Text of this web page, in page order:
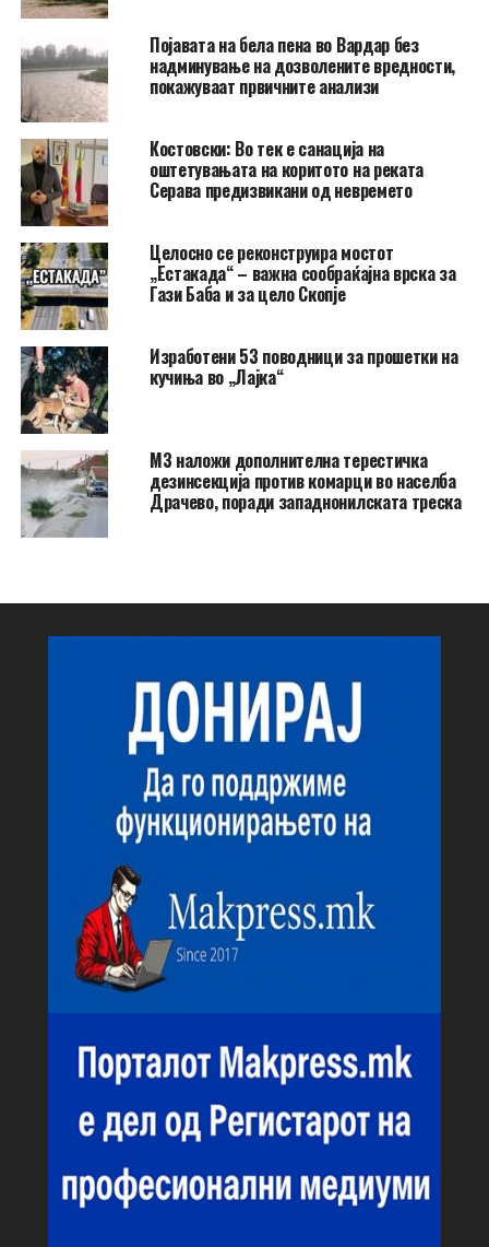
Појавата на бела пена во Вардар без
надминување на дозволените вредности,
покажуваат првичните анализи
Костовски: Во тек е санација на
оштетувањата на коритото на реката
Серава предизвикани од невремето
Целосно се реконструира мостот
„Естакада“ – важна сообраќајна врска за
Гази Баба и за цело Скопје
Изработени 53 поводници за прошетки на
кучиња во „Лајка“
МЗ наложи дополнителна терестичка
дезинсекција против комарци во населба
Драчево, поради западнонилската треска